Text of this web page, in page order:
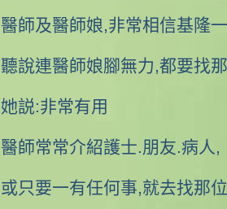
醫師及醫師娘,非常相信基隆
聽說連醫師娘腳無力,都要找
她説:非常有用
醫師常常介紹護士.朋友.病人,
或只要一有任何事,就去找那